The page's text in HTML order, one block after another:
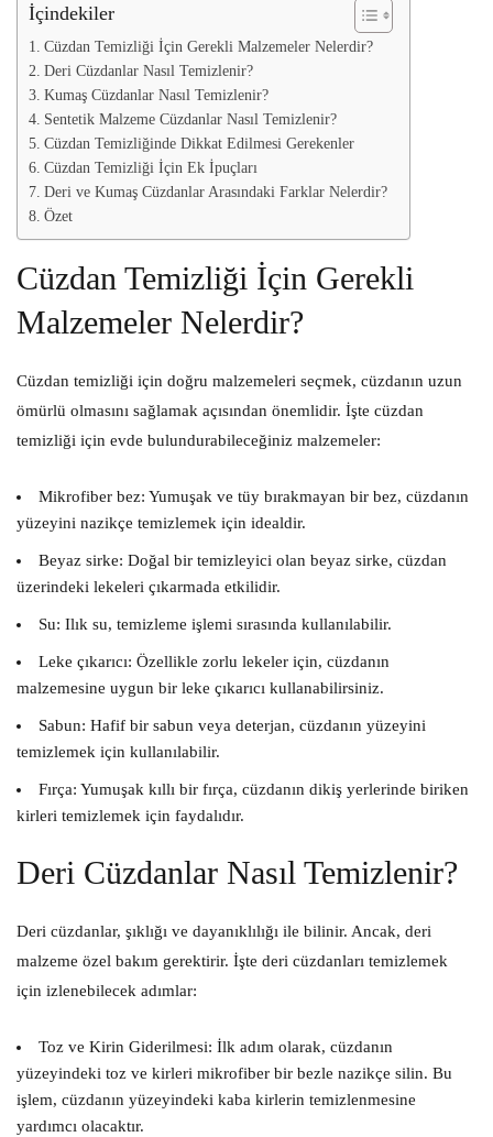
İçindekiler
Cüzdan Temizliği İçin Gerekli Malzemeler Nelerdir?
Deri Cüzdanlar Nasıl Temizlenir?
Kumaş Cüzdanlar Nasıl Temizlenir?
Sentetik Malzeme Cüzdanlar Nasıl Temizlenir?
Cüzdan Temizliğinde Dikkat Edilmesi Gerekenler
Cüzdan Temizliği İçin Ek İpuçları
Deri ve Kumaş Cüzdanlar Arasındaki Farklar Nelerdir?
Özet
Cüzdan Temizliği İçin Gerekli
Malzemeler Nelerdir?
Cüzdan temizliği için doğru malzemeleri seçmek, cüzdanın uzun
ömürlü olmasını sağlamak açısından önemlidir. İşte cüzdan
temizliği için evde bulundurabileceğiniz malzemeler:
Mikrofiber bez: Yumuşak ve tüy bırakmayan bir bez, cüzdanın
yüzeyini nazikçe temizlemek için idealdir.
Beyaz sirke: Doğal bir temizleyici olan beyaz sirke, cüzdan
üzerindeki lekeleri çıkarmada etkilidir.
Su: Ilık su, temizleme işlemi sırasında kullanılabilir.
Leke çıkarıcı: Özellikle zorlu lekeler için, cüzdanın
malzemesine uygun bir leke çıkarıcı kullanabilirsiniz.
Sabun: Hafif bir sabun veya deterjan, cüzdanın yüzeyini
temizlemek için kullanılabilir.
Fırça: Yumuşak kıllı bir fırça, cüzdanın dikiş yerlerinde biriken
kirleri temizlemek için faydalıdır.
Deri Cüzdanlar Nasıl Temizlenir?
Deri cüzdanlar, şıklığı ve dayanıklılığı ile bilinir. Ancak, deri
malzeme özel bakım gerektirir. İşte deri cüzdanları temizlemek
için izlenebilecek adımlar:
Toz ve Kirin Giderilmesi: İlk adım olarak, cüzdanın
yüzeyindeki toz ve kirleri mikrofiber bir bezle nazikçe silin. Bu
işlem, cüzdanın yüzeyindeki kaba kirlerin temizlenmesine
yardımcı olacaktır.